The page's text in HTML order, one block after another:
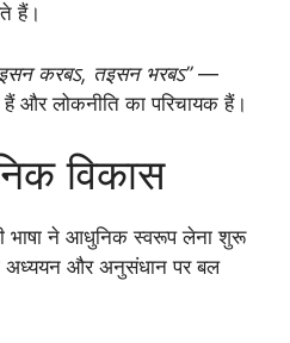
हैं।
करबऽ, तइसन भरबऽ”—
और लोकनीति का परिचायक हैं।
विकास
भाषा ने आधुनिक स्वरूप लेना शुरू
अध्ययन और अनुसंधान पर बल